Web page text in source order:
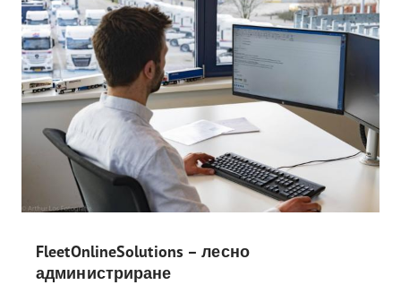
FleetOnlineSolutions – лесно
администриране